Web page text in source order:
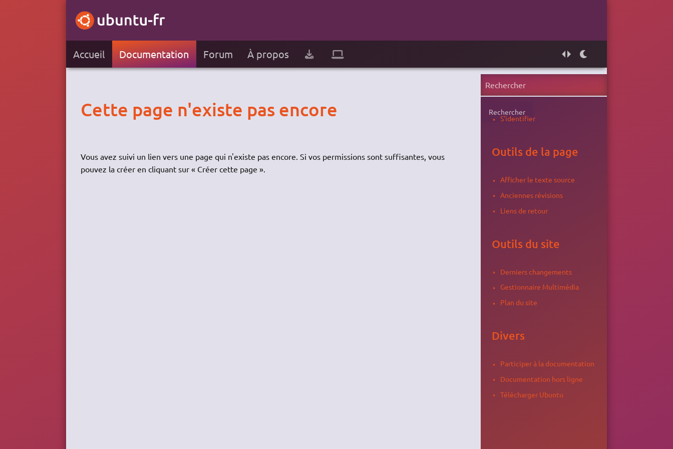
Accueil Documentation Forum À propos
Cette page n'existe pas encore
Vous avez suivi un lien vers une page qui n'existe pas encore. Si vos permissions sont suffisantes, vous
pouvez la créer en cliquant sur « Créer cette page ».
Rechercher
S'identifier
Outils de la page
Afficher le texte source
Anciennes révisions
Liens de retour
Outils du site
Derniers changements
Gestionnaire Multimédia
Plan du site
Divers
Participer à la documentation
Documentation hors ligne
Télécharger Ubuntu